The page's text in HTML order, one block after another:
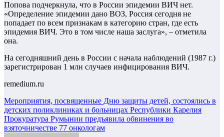
Попова подчеркнула, что в России эпидемии ВИЧ нет.
«Определение эпидемии дано ВОЗ, Россия сегодня не
попадает по всем признакам в категорию стран, где есть
эпидемия ВИЧ. Это в том числе наша заслуга», – отметила
она.
На сегодняшний день в России с начала наблюдений (1987 г.)
зарегистрирован 1 млн случаев инфицирования ВИЧ.
remedium.ru
Навигация
по
записям
Мероприятия, посвященные Дню защиты детей, состоялись в
детских поликлиниках и больницах Республики Карелия
Прокуратура Румынии предъявила обвинения во
взяточничестве 77 онкологам